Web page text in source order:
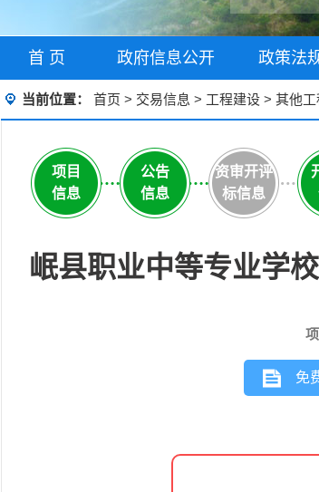
首 页 政府信息公开 政策法
当前位置： 首页 > 交易信息 > 工程建设 > 其他工
项目
信息
公告
信息
资审开评
标信息
岷县职业中等专业学
免